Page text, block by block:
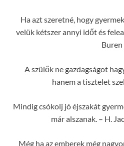
Ha azt szeretné, hogy
velük kétszer annyi időt és
Buren
A szülők ne gazdagságot
hanem a tisztelet
Mindig csókolj jó éjszakát
már alszanak. – H.
Még ha az emberek még